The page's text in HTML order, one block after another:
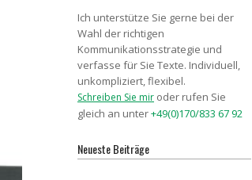
Ich unterstütze Sie gerne bei der
Wahl der richtigen
Kommunikationsstrategie und
verfasse für Sie Texte. Individuell,
unkompliziert, flexibel.
Schreiben Sie mir oder rufen Sie
gleich an unter+49(0)170/833 67 92
Neueste Beiträge